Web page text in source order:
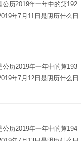
公历2019年一年中的第192
年7月11日是阴历什么日
公历2019年一年中的第193
年7月12日是阴历什么日
公历2019年一年中的第194